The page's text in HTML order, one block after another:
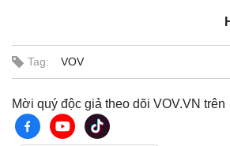
Tag: VOV
Mời quý độc giả theo dõi VOV.VN trên